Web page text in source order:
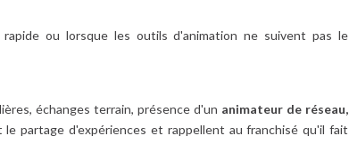
ou lorsque les outils d'animation ne suivent pas le
échanges terrain, présence d'un animateur de réseau,
partage d'expériences et rappellent au franchisé qu'il fait